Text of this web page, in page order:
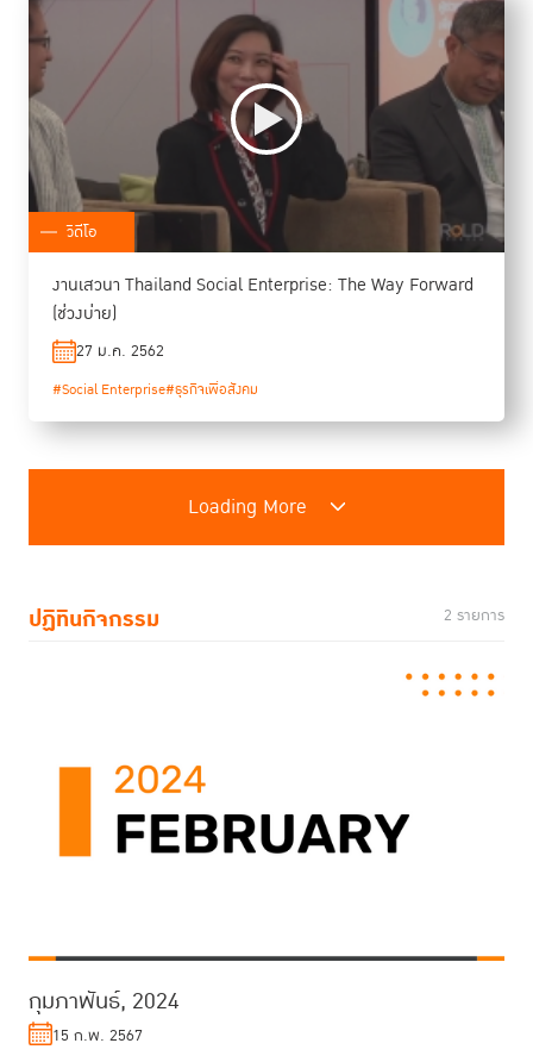
วิดีโอ
งานเสวนา Thailand Social Enterprise: The Way Forward
(ช่วงบ่าย)
27 ม.ค. 2562
#Social Enterprise#ธุรกิจเพื่อสังคม
Loading More
ปฏิทินกิจกรรม 2 รายการ
กุมภาพันธ์, 2024
15 ก.พ. 2567